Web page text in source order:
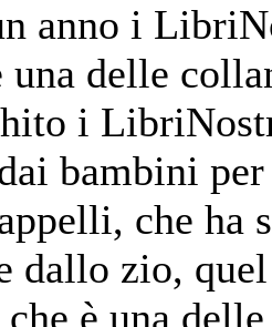
anno i
delle
i
bambini
che ha
dallo zio,
che è una